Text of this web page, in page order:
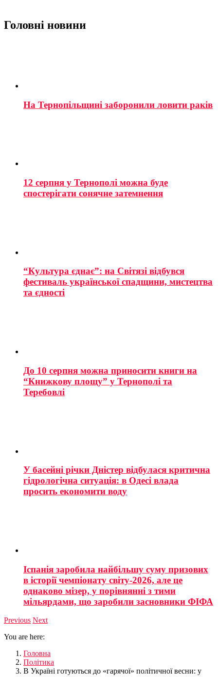
Головні новини
На Тернопільщині заборонили ловити раків
12 серпня у Тернополі можна буде
спостерігати сонячне затемнення
“Культура єднає”: на Світязі відбувся
фестиваль української спадщини, мистецтва
та єдності
До 10 серпня можна приносити книги на
“Книжкову площу” у Тернополі та
Теребовлі
У басейні річки Дністер відбулася критична
гідрологічна ситуація: в Одесі влада
просить економити воду
Іспанія заробила найбільшу суму призових
в історії чемпіонату світу-2026, але це
однаково мізер, у порівнянні з тими
мільярдами, що заробили засновники ФІФА
Previous Next
You are here:
Головна
Політика
В Україні готуються до «гарячої» політичної весни: у